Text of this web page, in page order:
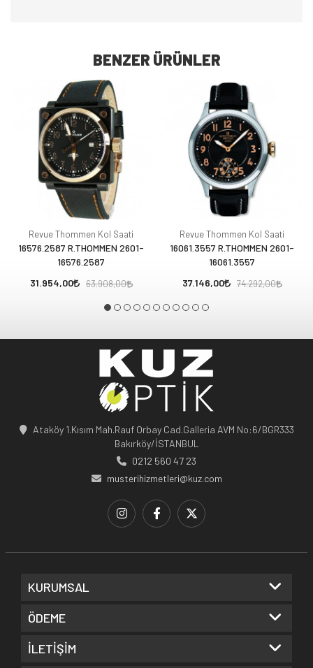
BENZER ÜRÜNLER
Revue Thommen Kol Saati
16576.2587 R.THOMMEN 2601-
16576.2587
31.954,00
63.908,00
Revue Thommen Kol Saati
16061.3557 R.THOMMEN 2601-
16061.3557
37.146,00
74.292,00
Ataköy 1.Kısım Mah.Rauf Orbay Cad.Galleria AVM No:6/BGR333
Bakırköy/İSTANBUL
0212 560 47 23
musterihizmetleri@kuz.com
KURUMSAL
ÖDEME
İLETİŞİM